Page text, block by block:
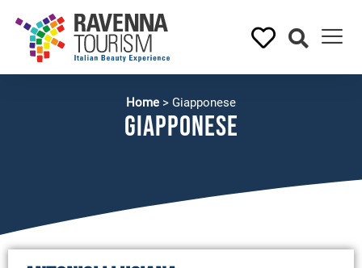
Home > Giapponese
Giapponese